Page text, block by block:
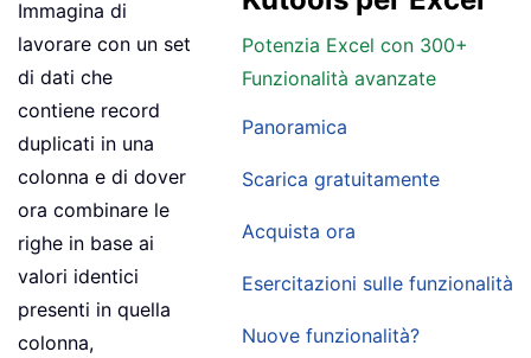
Potenzia Excel con 300+
Funzionalità avanzate
Panoramica
Scarica gratuitamente
Acquista ora
Esercitazioni sulle funzionalità
Nuove funzionalità?
Immagina di
lavorare con un set
di dati che
contiene record
duplicati in una
colonna e di dover
ora combinare le
righe in base ai
valori identici
presenti in quella
colonna,